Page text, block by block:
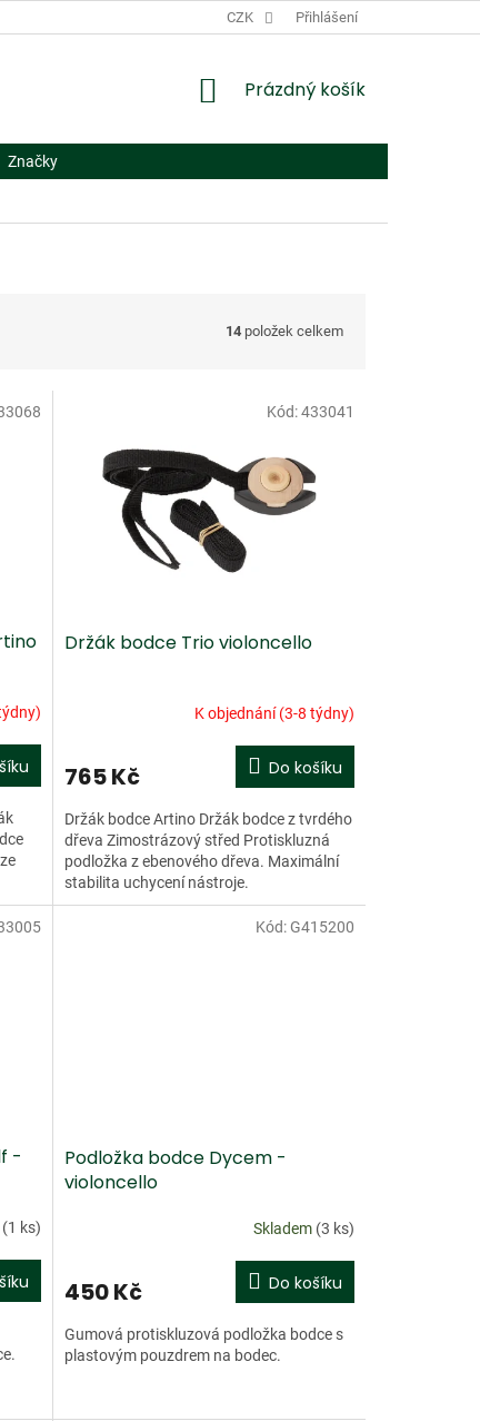
NÁHRADNÍ PLNĚNÍ
CZK Přihlášení
NÁKUPNÍ
Prázdný košík
Značky
14 položek celkem
Držák bodce Trio violoncello
K objednání (3-8 týdny)
765 Kč Do košíku
Držák bodce Artino Držák bodce z tvrdého
dřeva Zimostrázový střed Protiskluzná
podložka z ebenového dřeva. Maximální
stabilita uchycení nástroje.
Kód:433041
-
(1 ks)
Podložka bodce Dycem -
violoncello
Skladem (3 ks)
450 Kč Do košíku
Gumová protiskluzová podložka bodce s
plastovým pouzdrem na bodec.
Kód: G415200